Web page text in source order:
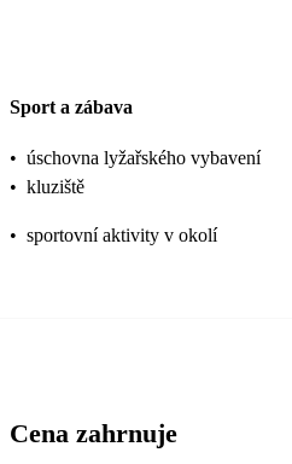
Sport a zábava
• úschovna lyžařského vybavení
• kluziště
• sportovní aktivity v okolí
Cena zahrnuje